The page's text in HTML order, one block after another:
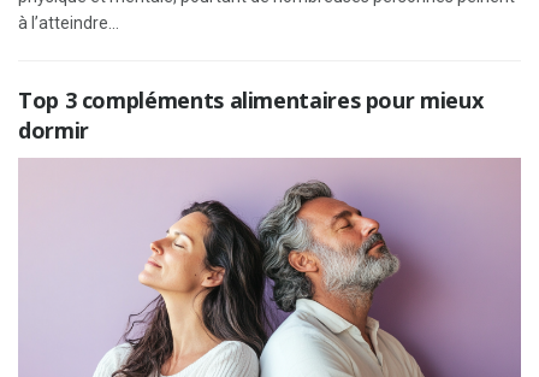
à l’atteindre...
Top 3 compléments alimentaires pour mieux
dormir